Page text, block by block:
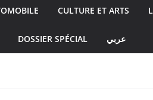
CULTURE ET ARTS
DOSSIER SPÉCIAL عربي